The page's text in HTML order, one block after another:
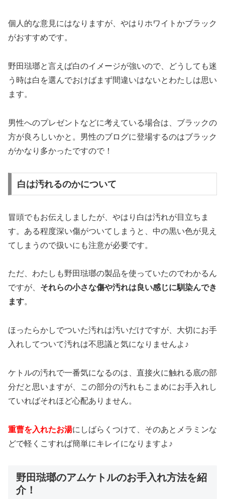
個人的な意見にはなりますが、やはりホワイトかブラック
がおすすめです。
野田琺瑯と言えば白のイメージが強いので、どうしても迷
う時は白を選んでおけばまず間違いはないとわたしは思い
ます。
男性へのプレゼントなどに考えている場合は、ブラックの
方が良ろしいかと。男性のブログに登場するのはブラック
がかなり多かったですので！
白は汚れるのかについて
冒頭でもお伝えしましたが、やはり白は汚れが目立ちま
す。ある程度深い傷がついてしまうと、中の黒い色が見え
てしまうので扱いにも注意が必要です。
ただ、わたしも野田琺瑯の製品を使っていたのでわかるん
ですが、 それらの小さな傷や汚れは良い感じに馴染んでき
ます。
ほったらかしでついた汚れは汚いだけですが、大切にお手
入れしてついて汚れは不思議と気になりませんよ♪
ケトルの汚れで一番気になるのは、直接火に触れる底の部
分だと思いますが、この部分の汚れもこまめにお手入れし
ていればそれほど心配ありません。
重曹を入れたお湯にしばらくつけて、そのあとメラミンな
どで軽くこすれば簡単にキレイになりますよ♪
野田琺瑯のアムケトルのお手入れ方法を紹
介！